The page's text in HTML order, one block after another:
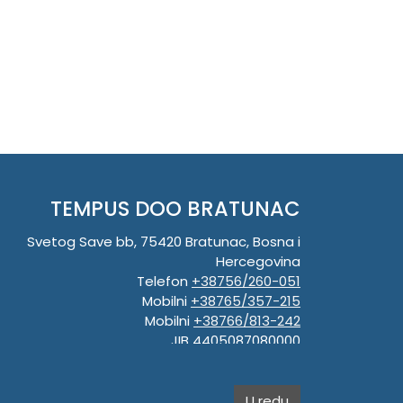
TEMPUS DOO BRATUNAC
Svetog Save bb, 75420 Bratunac, Bosna i
Hercegovina
Telefon +38756/260-051
Mobilni +38765/357-215
Mobilni +38766/813-242
JIB 4405087080000